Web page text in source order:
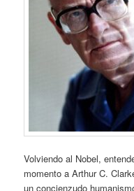
Volviendo al Nobel,
momento a Arthur C.
un concienzudo